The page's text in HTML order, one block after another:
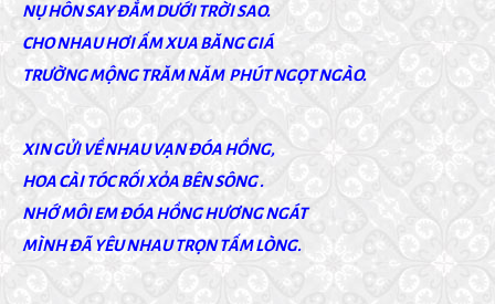
NỤ HÔN SAY ĐẮM DƯỚI TRỜI SAO.
CHO NHAU HƠI ẤM XUA BĂNG GIÁ
TRƯỜNG MỘNG TRĂM NĂM PHÚT NGỌT NGÀO.
XIN GỬI VỀ NHAU VẠN ĐÓA HỒNG,
HOA CÀI TÓC RỐI XỎA BÊN SÔNG .
NHỚ MÔI EM ĐÓA HỒNG HƯƠNG NGÁT
MÌNH ĐÃ YÊU NHAU TRỌN TẤM LÒNG.